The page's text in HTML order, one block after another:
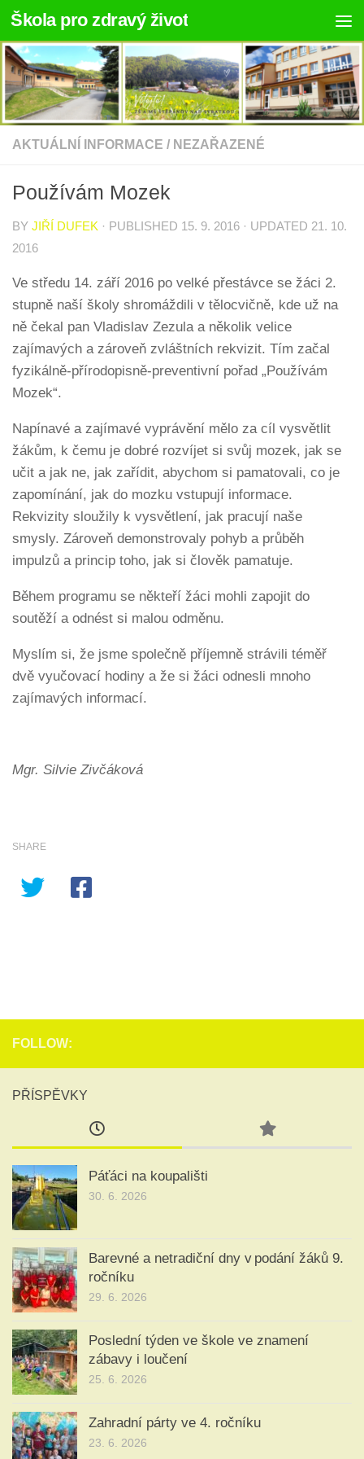
Skip to content
Škola pro zdravý život
AKTUÁLNÍ INFORMACE / NEZAŘAZENÉ
Používám Mozek
BY JIŘÍ DUFEK · PUBLISHED 15. 9. 2016 · UPDATED 21. 10.
2016
Ve středu 14. září 2016 po velké přestávce se žáci 2.
stupně naší školy shromáždili v tělocvičně, kde už na
ně čekal pan Vladislav Zezula a několik velice
zajímavých a zároveň zvláštních rekvizit. Tím začal
fyzikálně-přírodopisně-preventivní pořad „Používám
Mozek“.
Napínavé a zajímavé vyprávění mělo za cíl vysvětlit
žákům, k čemu je dobré rozvíjet si svůj mozek, jak se
učit a jak ne, jak zařídit, abychom si pamatovali, co je
zapomínání, jak do mozku vstupují informace.
Rekvizity sloužily k vysvětlení, jak pracují naše
smysly. Zároveň demonstrovaly pohyb a průběh
impulzů a princip toho, jak si člověk pamatuje.
Během programu se někteří žáci mohli zapojit do
soutěží a odnést si malou odměnu.
Myslím si, že jsme společně příjemně strávili téměř
dvě vyučovací hodiny a že si žáci odnesli mnoho
zajímavých informací.
Mgr. Silvie Zivčáková
SHARE
FOLLOW:
PŘÍSPĚVKY
Páťáci na koupališti
30. 6. 2026
Barevné a netradiční dny v podání žáků 9.
ročníku
29. 6. 2026
Poslední týden ve škole ve znamení
zábavy i loučení
25. 6. 2026
Zahradní párty ve 4. ročníku
23. 6. 2026